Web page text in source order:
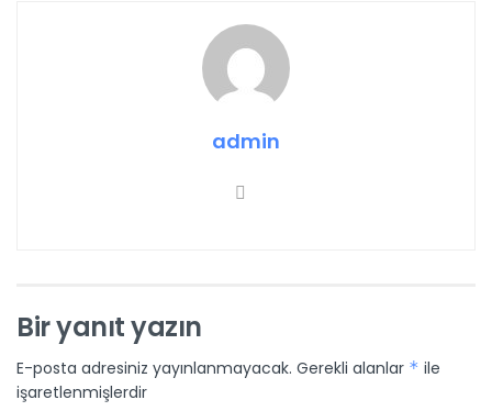
admin
Bir yanıt yazın
E-posta adresiniz yayınlanmayacak. Gerekli alanlar * ile
işaretlenmişlerdir